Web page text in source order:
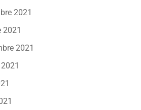
2021
2021
2021